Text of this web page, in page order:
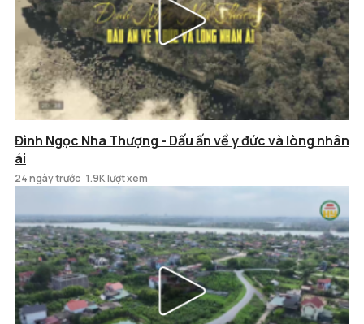
Đình Ngọc Nha Thượng - Dấu ấn về y đức và lòng nhân
ái
24 ngày trước 1.9K lượt xem